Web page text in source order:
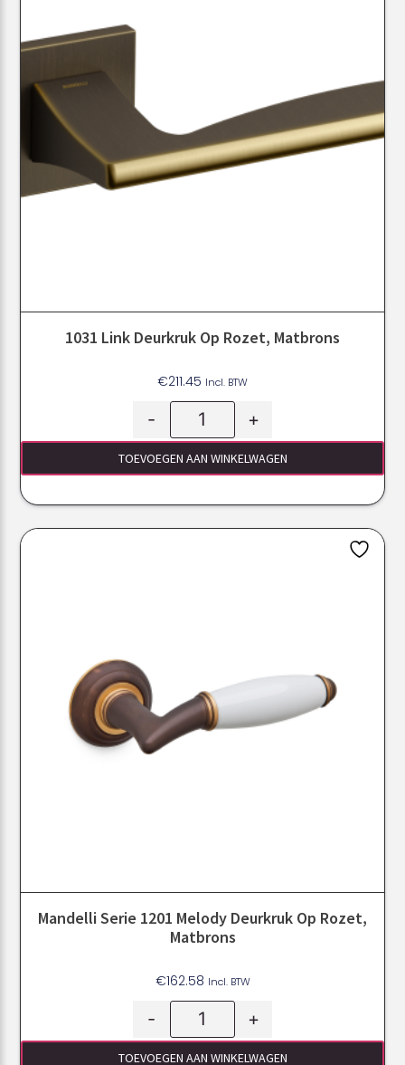
1031 Link Deurkruk Op Rozet, Matbrons
€211.45 Incl. BTW
- +
TOEVOEGEN AAN WINKELWAGEN
Mandelli Serie 1201 Melody Deurkruk Op Rozet,
Matbrons
€162.58 Incl. BTW
- +
TOEVOEGEN AAN WINKELWAGEN